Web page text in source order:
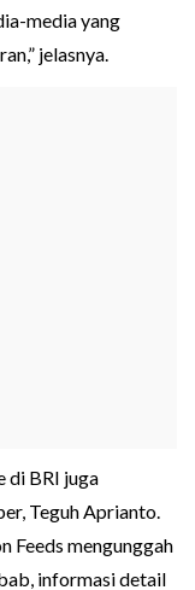
media yang
jelasnya.
di BRI juga
Teguh Aprianto.
Feeds mengunggah
informasi detail